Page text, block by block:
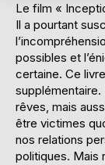
Le film «
Il a pourtant
possibles et
certaine. Ce
rêves, mais
être victimes
nos relations
politiques. Mais